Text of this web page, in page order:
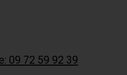
09 72 59 92 39